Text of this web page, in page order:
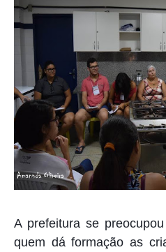
A prefeitura se
quem dá formação as